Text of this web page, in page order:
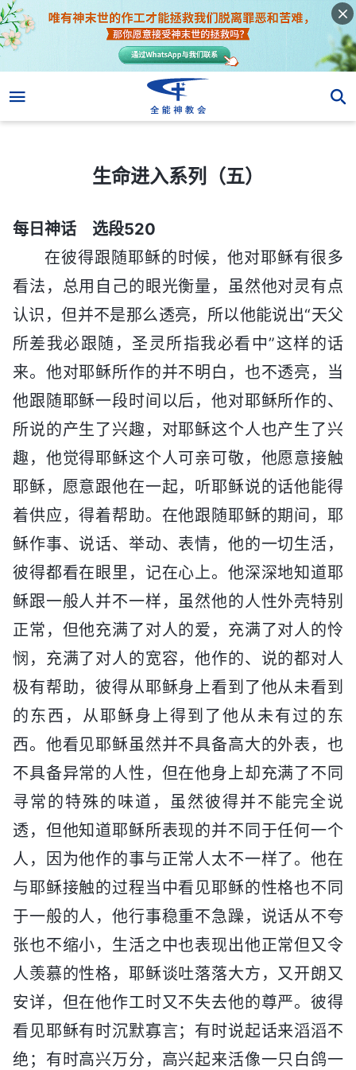
生命进入系列（五）
每日神话 选段520
在彼得跟随耶稣的时候，他对耶稣有很多
看法，总用自己的眼光衡量，虽然他对灵有点
认识，但并不是那么透亮，所以他能说出“天父
所差我必跟随，圣灵所指我必看中”这样的话
来。他对耶稣所作的并不明白，也不透亮，当
他跟随耶稣一段时间以后，他对耶稣所作的、
所说的产生了兴趣，对耶稣这个人也产生了兴
趣，他觉得耶稣这个人可亲可敬，他愿意接触
耶稣，愿意跟他在一起，听耶稣说的话他能得
着供应，得着帮助。在他跟随耶稣的期间，耶
稣作事、说话、举动、表情，他的一切生活，
彼得都看在眼里，记在心上。他深深地知道耶
稣跟一般人并不一样，虽然他的人性外壳特别
正常，但他充满了对人的爱，充满了对人的怜
悯，充满了对人的宽容，他作的、说的都对人
极有帮助，彼得从耶稣身上看到了他从未看到
的东西，从耶稣身上得到了他从未有过的东
西。他看见耶稣虽然并不具备高大的外表，也
不具备异常的人性，但在他身上却充满了不同
寻常的特殊的味道，虽然彼得并不能完全说
透，但他知道耶稣所表现的并不同于任何一个
人，因为他作的事与正常人太不一样了。他在
与耶稣接触的过程当中看见耶稣的性格也不同
于一般的人，他行事稳重不急躁，说话从不夸
张也不缩小，生活之中也表现出他正常但又令
人羡慕的性格，耶稣谈吐落落大方，又开朗又
安详，但在他作工时又不失去他的尊严。彼得
看见耶稣有时沉默寡言；有时说起话来滔滔不
绝；有时高兴万分，高兴起来活像一只白鸽一